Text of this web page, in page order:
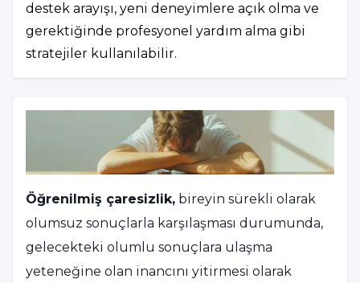
destek arayışı, yeni deneyimlere açık olma ve
gerektiğinde profesyonel yardım alma gibi
stratejiler kullanılabilir.
Öğrenilmiş çaresizlik, bireyin sürekli olarak
olumsuz sonuçlarla karşılaşması durumunda,
gelecekteki olumlu sonuçlara ulaşma
yeteneğine olan inancını yitirmesi olarak